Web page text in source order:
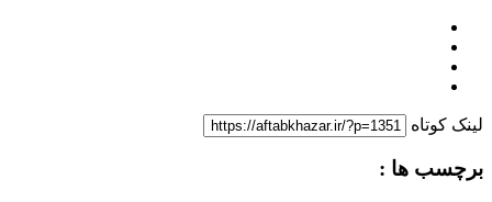
لینک کوتاه
برچسب ها :